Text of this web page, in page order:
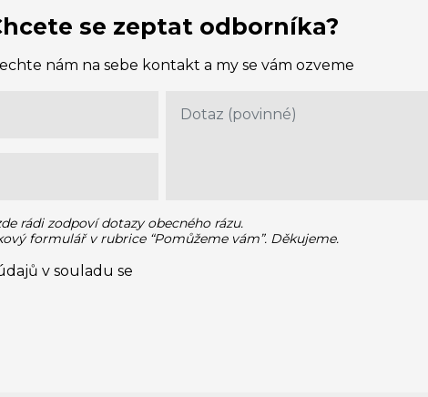
se zeptat odborníka?
nám na sebe kontakt a my se vám ozveme
rádi zodpoví dotazy obecného rázu.
formulář v rubrice “Pomůžeme vám”. Děkujeme.
v souladu se